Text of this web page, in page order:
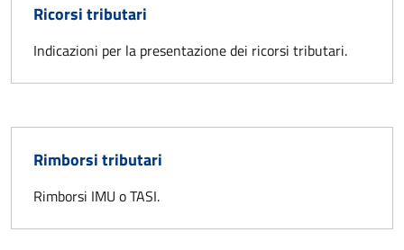
Ricorsi tributari
Indicazioni per la presentazione dei ricorsi tributari.
Rimborsi tributari
Rimborsi IMU o TASI.